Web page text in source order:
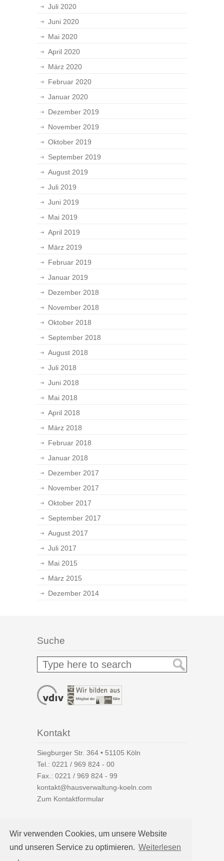
Wir verwenden Cookies, um unsere Website
und unseren Service zu optimieren. Weiterlesen
Juli 2020
Juni 2020
Mai 2020
April 2020
März 2020
Februar 2020
Januar 2020
Dezember 2019
November 2019
Oktober 2019
September 2019
August 2019
Juli 2019
Juni 2019
Mai 2019
April 2019
März 2019
Februar 2019
Januar 2019
Dezember 2018
November 2018
Oktober 2018
September 2018
August 2018
Juli 2018
Juni 2018
Mai 2018
April 2018
März 2018
Februar 2018
Januar 2018
Dezember 2017
November 2017
Oktober 2017
September 2017
August 2017
Juli 2017
Mai 2015
März 2015
Dezember 2014
Suche
Kontakt
Siegburger Str. 364 • 51105 Köln
Tel.: 0221 / 969 824 - 00
Fax.: 0221 / 969 824 - 99
kontakt@hausverwaltung-koeln.com
Zum Kontaktformular
Auf einen Blick